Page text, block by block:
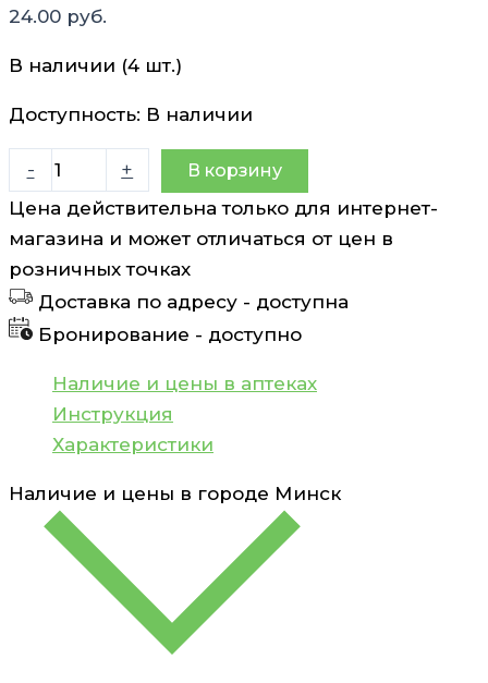
24.00 руб.
В наличии (4 шт.)
Доступность: В наличии
-
Количество
товара
Эзокар
20мг
N15
+ В корзину
Цена действительна только для интернет-
магазина и может отличаться от цен в
розничных точках
Доставка по адресу - доступна
Бронирование - доступно
Наличие и цены в аптеках
Инструкция
Характеристики
Наличие и цены в городе Минск